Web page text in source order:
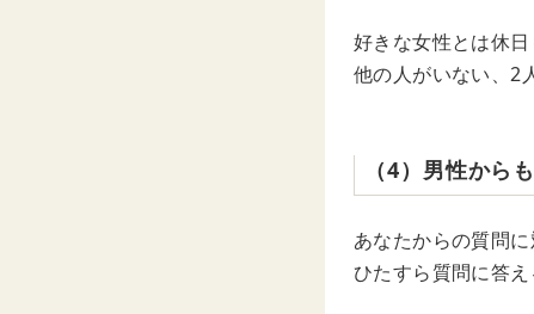
好きな女性とは休
他の人がいない、2
（4）男性から
あなたからの質問
ひたすら質問に答